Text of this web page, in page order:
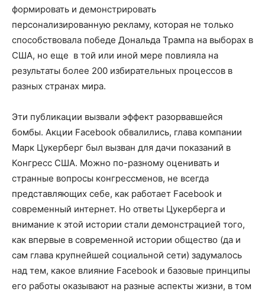
формировать и демонстрировать
персонализированную рекламу, которая не только
способствовала победе Дональда Трампа на выборах в
США, но еще в той или иной мере повлияла на
результаты более 200 избирательных процессов в
разных странах мира.
Эти публикации вызвали эффект разорвавшейся
бомбы. Акции Facebook обвалились, глава компании
Марк Цукерберг был вызван для дачи показаний в
Конгресс США. Можно по-разному оценивать и
странные вопросы конгрессменов, не всегда
представляющих себе, как работает Facebook и
современный интернет. Но ответы Цукерберга и
внимание к этой истории стали демонстрацией того,
как впервые в современной истории общество (да и
сам глава крупнейшей социальной сети) задумалось
над тем, какое влияние Facebook и базовые принципы
его работы оказывают на разные аспекты жизни, в том